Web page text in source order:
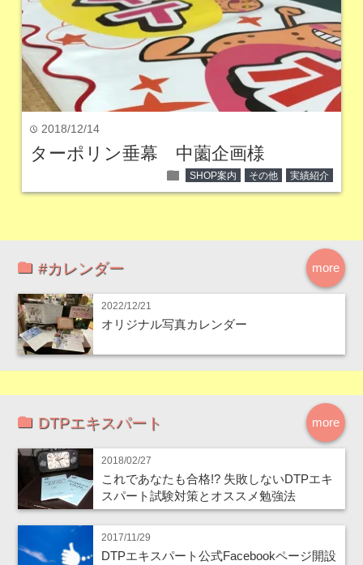
time 2018/12/14
ターポリン垂幕 中薗企画様
folder SHOP案内 その他 実績紹介
more
#カレンダー
2022/12/21
オリジナル写真カレンダー
more
DTPエキスパート
2018/02/27
これであなたも合格!? 失敗しないDTPエキ
スパート試験対策とオススメ勉強法
2017/11/29
DTPエキスパート公式Facebookページ開設